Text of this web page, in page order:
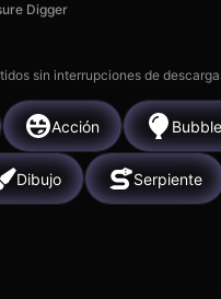
Digger
sin interrupciones de
Acción
Dibujo Serpiente